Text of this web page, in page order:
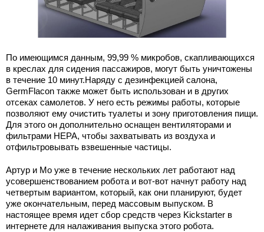
По имеющимся данным, 99,99 % микробов, скапливающихся
в креслах для сидения пассажиров, могут быть уничтожены
в течение 10 минут.Наряду с дезинфекцией салона,
GermFlacon также может быть использован и в других
отсеках самолетов. У него есть режимы работы, которые
позволяют ему очистить туалеты и зону приготовления пищи.
Для этого он дополнительно оснащен вентиляторами и
фильтрами HEPA, чтобы захватывать из воздуха и
отфильтровывать взвешенные частицы.
Артур и Мо уже в течение нескольких лет работают над
усовершенствованием робота и вот-вот начнут работу над
четвертым вариантом, который, как они планируют, будет
уже окончательным, перед массовым выпуском. В
настоящее время идет сбор средств через Kickstarter в
интернете для налаживания выпуска этого робота.